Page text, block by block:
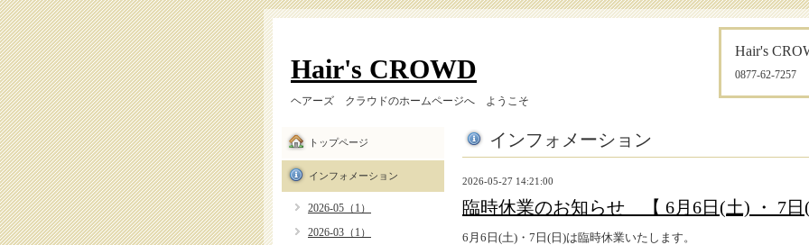
Hair's
0877-62-7257
Hair's CROWD
ヘアーズ クラウドのホームページへ ようこそ
インフォメーション
2026-05-27 14:21:00
臨時休業のお知らせ 【 6月6日(土) ・ 7日
6月6日(土)・7日(日)は臨時休業いたします。
トップページ
インフォメーション
2026-05（1）
2026-03（1）